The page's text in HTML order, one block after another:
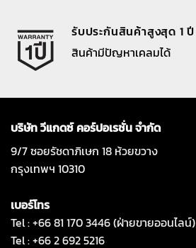
รับประกันสินค้าสูงสุด 1 ปี
สินค้ามีปัญหาเคลมได้
บริษัท วีแกดซ์ คอร์ปอเรชั่น จำกัด
9/7 ซอยรัชดาภิเษก 18 ห้วยขวาง
กรุงเทพฯ 10310
เบอร์โทร
Tel : +66 81 170 3446 (ฝ่ายขายออนไลน์)
Tel : +66 2 692 5216